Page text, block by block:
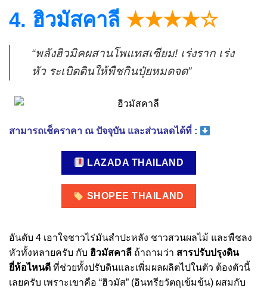
4. ฮิวมัสคาลี ★★★★☆
“พลังฮิวมิคผสานโพแทสเซียม! เร่งราก เร่ง
หัว ระเบิดดินให้พืชกินปุ๋ยหมดจด”
สามารถเช็คราคา ณ ปัจจุบัน และส่วนลดได้ที่ :
LAZADA THAILAND
SHOPEE THAILAND
อันดับ 4 เอาใจชาวไร่มันสำปะหลัง ชาวสวนผลไม้ และพืชลง
หัวทั้งหลายครับ กับ ฮิวมัสคาลี ถ้าถามว่า สารปรับปรุงดิน
ยี่ห้อไหนดี ที่ช่วยทั้งปรับดินและเพิ่มผลผลิตไปในตัว ต้องตัวนี้
เลยครับ เพราะเขาคือ “ฮิวมัส” (อินทรียวัตถุเข้มข้น) ผสมกับ